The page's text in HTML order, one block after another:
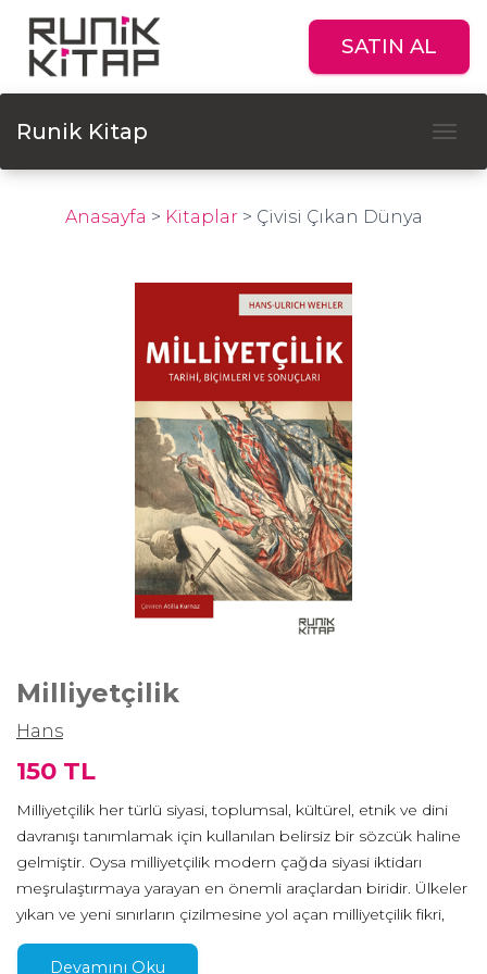
SATIN AL
Runik Kitap
Anasayfa > Kitaplar > Çivisi Çıkan Dünya
Milliyetçilik
Hans
150 TL
Milliyetçilik her türlü siyasi, toplumsal, kültürel, etnik ve dini
davranışı tanımlamak için kullanılan belirsiz bir sözcük haline
gelmiştir. Oysa milliyetçilik modern çağda siyasi iktidarı
meşrulaştırmaya yarayan en önemli araçlardan biridir. Ülkeler
yıkan ve yeni sınırların çizilmesine yol açan milliyetçilik fikri,
insanoğlunun kaderini değiştirmiş, çok geniş alanlara yayılan
imparatorlukları parçalamış ve pek çok savaşın yaşanmasına
Devamını Oku